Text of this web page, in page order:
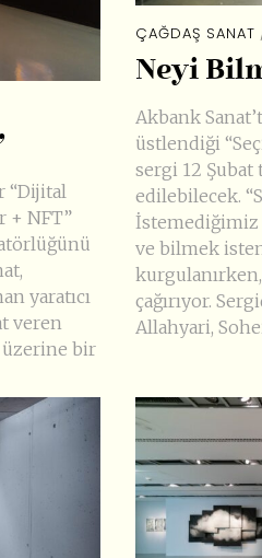
“Dijital
+ NFT”
yaratıcı
veren
üzerine bir
ÇAĞDAŞ SANAT
Neyi
Akbank
üstlendiği
sergi 12
edilebilecek.
İstemediğimiz
ve bilmek
çağırıyor.
Allahyari,